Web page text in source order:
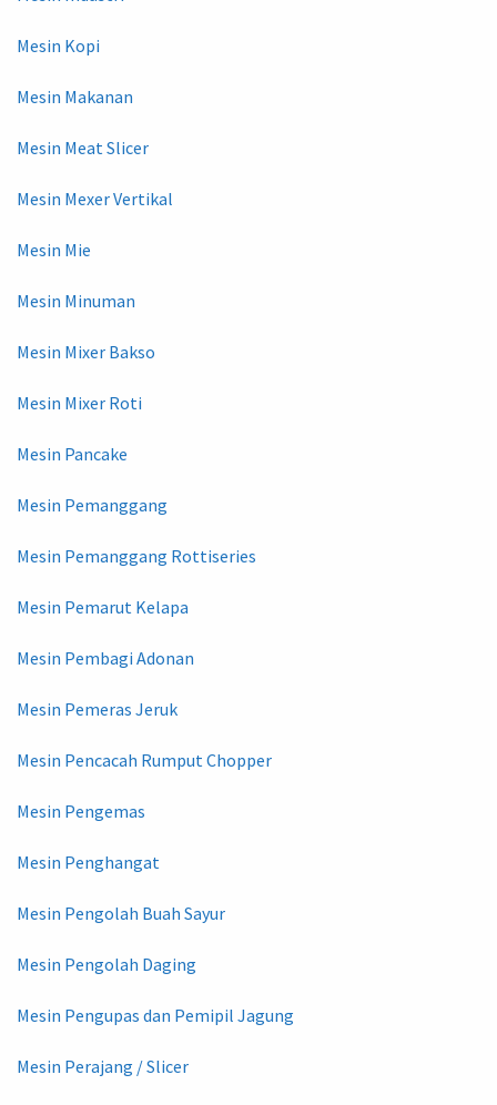
Mesin Kopi
Mesin Makanan
Mesin Meat Slicer
Mesin Mexer Vertikal
Mesin Mie
Mesin Minuman
Mesin Mixer Bakso
Mesin Mixer Roti
Mesin Pancake
Mesin Pemanggang
Mesin Pemanggang Rottiseries
Mesin Pemarut Kelapa
Mesin Pembagi Adonan
Mesin Pemeras Jeruk
Mesin Pencacah Rumput Chopper
Mesin Pengemas
Mesin Penghangat
Mesin Pengolah Buah Sayur
Mesin Pengolah Daging
Mesin Pengupas dan Pemipil Jagung
Mesin Perajang / Slicer